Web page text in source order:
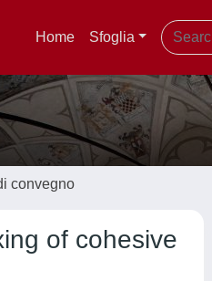
Home Sfoglia
convegno
of cohesive